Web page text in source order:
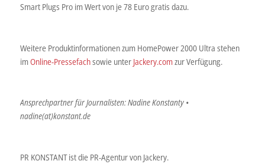
Smart Plugs Pro im Wert von je 78 Euro gratis dazu.
Weitere Produktinformationen zum HomePower 2000 Ultra stehen
imOnline-Pressefachsowie unter Jackery.comzur Verfügung.
Ansprechpartner für Journalisten: Nadine Konstanty •
nadine(at)konstant.de
PR KONSTANT ist die PR-Agentur von Jackery.